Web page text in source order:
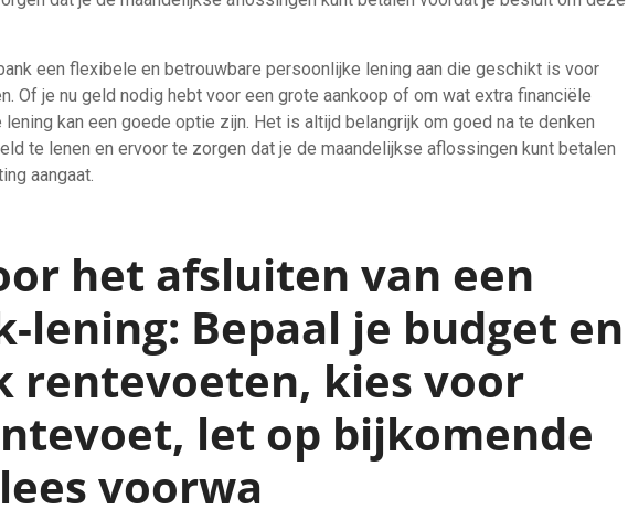
een flexibele en betrouwbare persoonlijke lening aan die geschikt is voor
Of je nu geld nodig hebt voor een grote aankoop of om wat extra financiële
kan een goede optie zijn. Het is altijd belangrijk om goed na te denken
te lenen en ervoor te zorgen dat je de maandelijkse aflossingen kunt betalen
aangaat.
het afsluiten van een
lening: Bepaal je budget en
rentevoeten, kies voor
let op bijkomende
voorwa